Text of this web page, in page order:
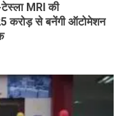
टेस्ला MRI की
करोड़ से बनेंगी ऑटोमेशन